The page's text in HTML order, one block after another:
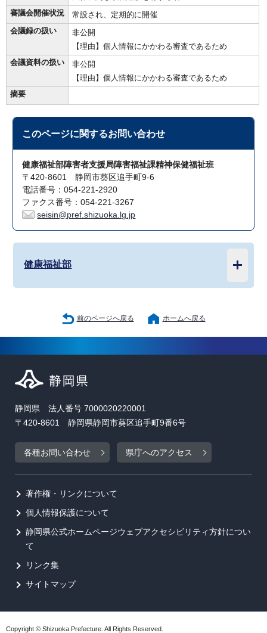
審議会開催状況
常設され、定期的に開催
会議録の扱い
非公開
【理由】個人情報にかかわる審査であるため
会議資料の扱い
非公開
【理由】個人情報にかかわる審査であるため
摘要
このページに関するお問い合わせ
健康福祉部障害者支援局障害福祉課精神保健福祉班
〒420-8601 静岡市葵区追手町9-6
電話番号：054-221-2920
ファクス番号：054-221-3267
seisin@pref.shizuoka.lg.jp
健康福祉部
前のページへ戻る ホームへ戻る
静岡県 法人番号 7000020220001
〒420-8601 静岡県静岡市葵区追手町9番6号
各種お問い合わせ 県庁へのアクセス
著作権・リンクについて
個人情報保護について
静岡県公式ホームページウェブアクセシビリティ方針につい
て
リンク集
サイトマップ
Copyright © Shizuoka Prefecture. All Rights Reserved.